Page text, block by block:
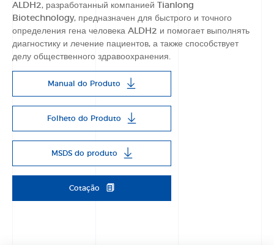
ALDH2, разработанный компанией Tianlong
Biotechnology, предназначен для быстрого и точного
определения гена человека ALDH2 и помогает выполнять
диагностику и лечение пациентов, а также способствует
делу общественного здравоохранения.
Manual do Produto
Folheto do Produto
MSDS do produto
Cotação